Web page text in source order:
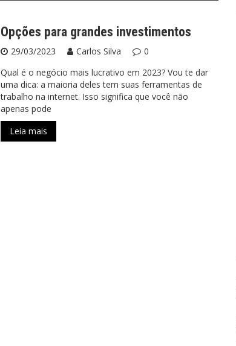
Opções para grandes investimentos
29/03/2023 Carlos Silva
0
Qual é o negócio mais lucrativo em 2023? Vou te dar
uma dica: a maioria deles tem suas ferramentas de
trabalho na internet. Isso significa que você não
apenas pode
Leia mais